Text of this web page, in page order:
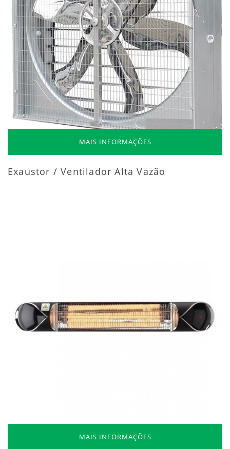
MAIS INFORMAÇÕES
Exaustor / Ventilador Alta Vazão
MAIS INFORMAÇÕES